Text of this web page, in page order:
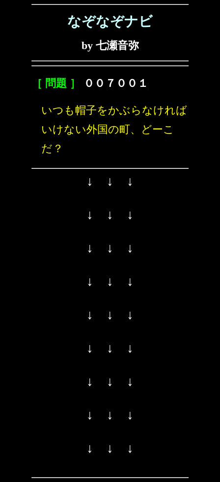
なぞなぞナビ
by 七瀬音弥
［ 問題 ］ ００７００１
いつも帽子をかぶらなければ
いけない外国の町、どーこ
だ？
↓ ↓ ↓
↓ ↓ ↓
↓ ↓ ↓
↓ ↓ ↓
↓ ↓ ↓
↓ ↓ ↓
↓ ↓ ↓
↓ ↓ ↓
↓ ↓ ↓